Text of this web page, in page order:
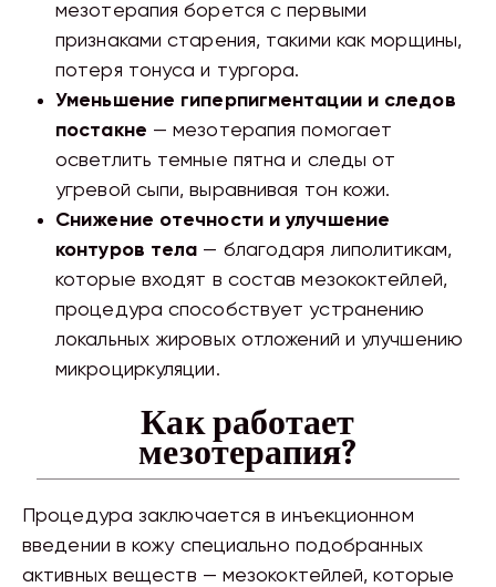
мезотерапия борется с первыми
признаками старения, такими как морщины,
потеря тонуса и тургора.
Уменьшение гиперпигментации и следов
постакне — мезотерапия помогает
осветлить темные пятна и следы от
угревой сыпи, выравнивая тон кожи.
Снижение отечности и улучшение
контуров тела — благодаря липолитикам,
которые входят в состав мезококтейлей,
процедура способствует устранению
локальных жировых отложений и улучшению
микроциркуляции.
Как работает
мезотерапия?
Процедура заключается в инъекционном
введении в кожу специально подобранных
активных веществ — мезококтейлей, которые